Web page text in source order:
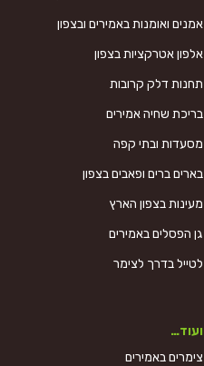
אמנים ואומנות באמירים ובצפון
אלפון אטרקציות בצפון
תחנות דלק קרובות
בריכת שחיה אמירים
מסעדות ובתי קפה
בארים ברים ופאבים בצפון
מעינות בצפון הארץ
גן הפסלים באמירים
לטייל בדרך לצימר
ועוד…
צימרים באמירים